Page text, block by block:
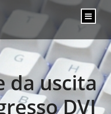
da uscita
DVI